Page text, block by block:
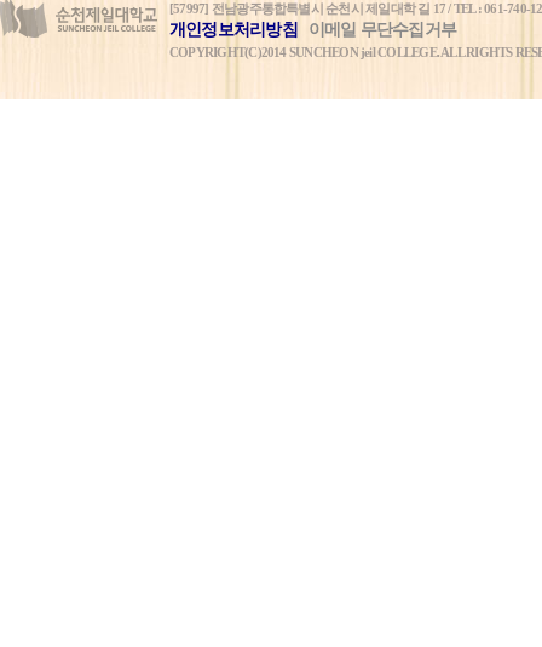
[57997] 전남광주통합특별시 순천시 제일대학 길 17 / TEL : 061-740-
개인정보처리방침 이메일 무단수집거부
COPYRIGHT(C)2014 SUNCHEON jeil COLLEGE. ALL RIGHTS